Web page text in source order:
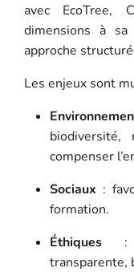
avec EcoTree,
dimensions à sa
approche
Les enjeux sont
biodiversité,
compenser
Sociaux :
formation.
Éthiques:
transparente,